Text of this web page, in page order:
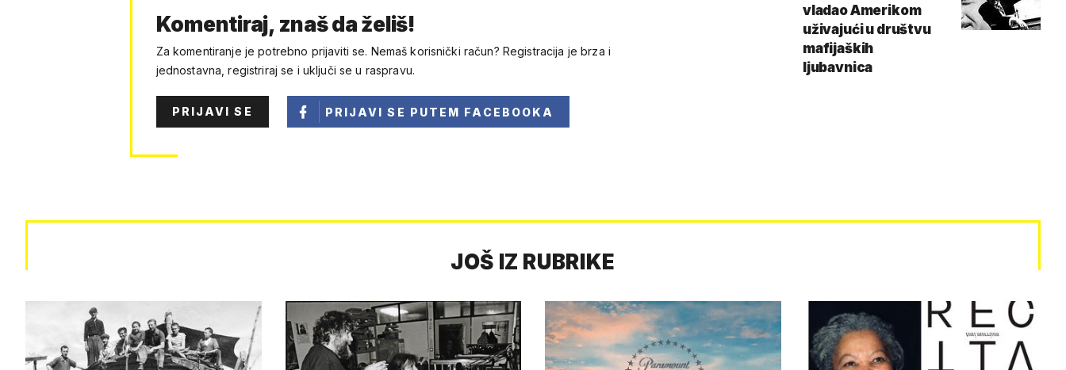
Komentiraj, znaš da želiš!
Za komentiranje je potrebno prijaviti se. Nemaš korisnički račun? Registracija je brza i
jednostavna, registriraj se i uključi se u raspravu.
PRIJAVI SE PRIJAVI SE PUTEM FACEBOOKA
vladao Amerikom
uživajući u društvu
mafijaških
ljubavnica
JOŠ IZ RUBRIKE